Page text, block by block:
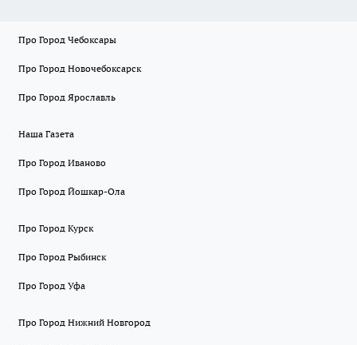
Про Город Чебоксары
Про Город Новочебоксарск
Про Город Ярославль
Наша Газета
Про Город Иваново
Про Город Йошкар-Ола
Про Город Курск
Про Город Рыбинск
Про Город Уфа
Про Город Нижний Новгород